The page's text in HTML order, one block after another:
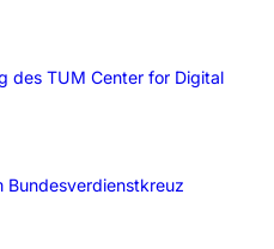
des TUM Center for Digital
Bundesverdienstkreuz